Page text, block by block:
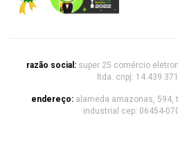
razão social: super 25 comércio
ltda. cnpj:
endereço: alameda amazonas, 594,
industrial cep: 06454-